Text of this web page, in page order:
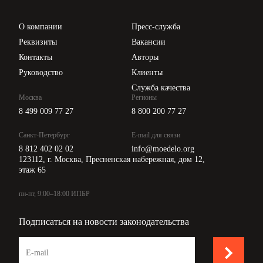
О компании
Реквизиты
Контакты
Руководство
Пресс-служба
Вакансии
Авторы
Клиенты
Служба качества
Москва
8 499 009 77 27
Санкт-Петербург
8 812 402 02 02
Регионы
8 800 200 77 27
E-mail для связи
info@moedelo.org
123112, г. Москва, Пресненская набережная, дом 12,
этаж 65
пн-пт, 9:00–18:00 ИПБР
Подписаться на новости законодательства